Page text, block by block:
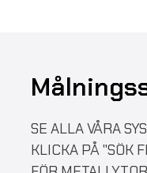
SE ALLA VÅRA
KLICKA PÅ "SÖK